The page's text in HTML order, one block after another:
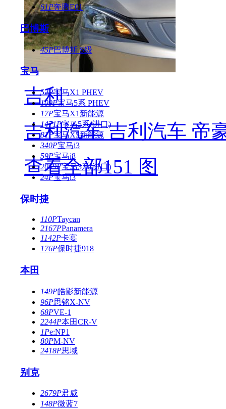
61P奔腾E01
巴博斯
45P巴博斯 S级
宝马
52P宝马X1 PHEV
109P宝马5系 PHEV
17P宝马X1新能源
1471P宝马5系(进口)
81P宝马X5新能源
340P宝马i3
59P宝马i8
2069P宝马3系(进口)
24P宝马i3
保时捷
110PTaycan
2167PPanamera
1142P卡宴
176P保时捷918
本田
149P皓影新能源
96P思铭X-NV
68PVE-1
2244P本田CR-V
1Pe:NP1
80PM-NV
2418P思域
别克
2679P君威
148P微蓝7
吉利
吉利汽车 吉利汽车 帝
查看全部151 图